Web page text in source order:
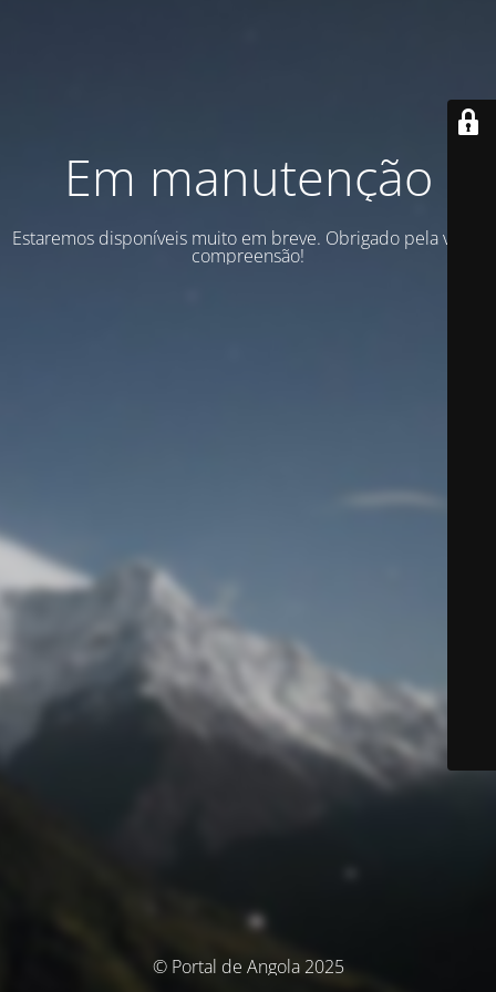
Em manutenção
Estaremos disponíveis muito em breve. Obrigado pela vossa
compreensão!
© Portal de Angola 2025